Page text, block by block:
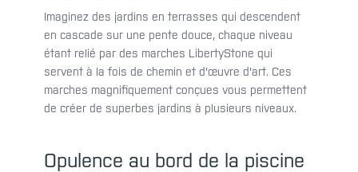
Imaginez des jardins en terrasses qui descendent
en cascade sur une pente douce, chaque niveau
étant relié par des marches LibertyStone qui
servent à la fois de chemin et d'œuvre d'art. Ces
marches magnifiquement conçues vous permettent
de créer de superbes jardins à plusieurs niveaux.
Opulence au bord de la piscine